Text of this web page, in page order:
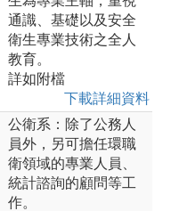
通識、基礎以及安全
衛生專業技術之全人
教育。
詳如附檔
下載詳細資料
公衛系：除了公務人
員外，另可擔任環職
衛領域的專業人員、
統計諮詢的顧問等工
作。